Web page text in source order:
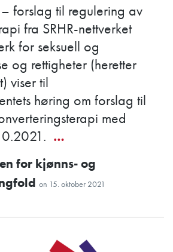
forslag til regulering av
fra SRHR-nettverket
for seksuell og
og rettigheter (heretter
viser til
høring om forslag til
med
…
for kjønns- og
on 15. oktober 2021